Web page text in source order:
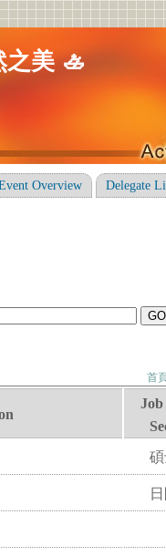
之美 🚣
Overview Delegate
首